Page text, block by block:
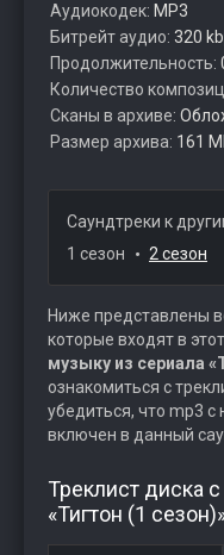
Аудиокодек: MP3
Битрейт аудио: 320
Продолжительность:
Количество
Сканы в архиве:
Размер архива: 161
Саундтреки к
1 сезон
2 сезон
Ниже представлены
которые входят в
музыку из сериала
ознакомиться с
убедиться, что mp3
включен в данный
Треклист диска
«Тигтон (1